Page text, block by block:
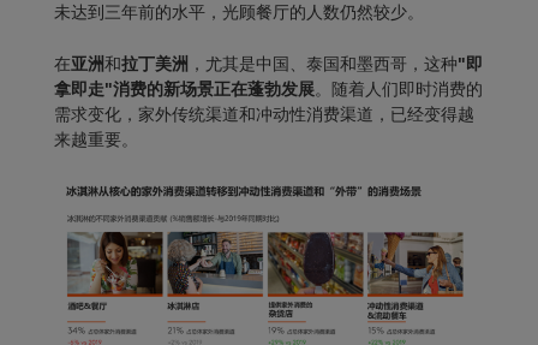
未达到三年前的水平，光顾餐厅的人数仍然较少。
在亚洲和拉丁美洲 ，尤其是中国、泰国和墨西哥，这种"即
拿即走"消费的新场景正在蓬勃发展。随着人们即时消费的
需求变化，家外传统渠道和冲动性消费渠道，已经变得越
来越重要。